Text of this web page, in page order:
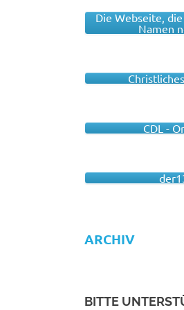
Die Webseite,
Namen
CDL -
ARCHIV
BITTE